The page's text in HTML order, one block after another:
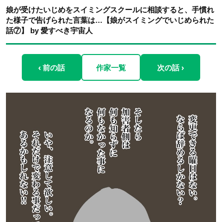
娘が受けたいじめをスイミングスクールに相談すると、手慣れ
た様子で告げられた言葉は…【娘がスイミングでいじめられた
話⑦】 by 愛すべき宇宙人
‹ 前の話 作家一覧 次の話 ›